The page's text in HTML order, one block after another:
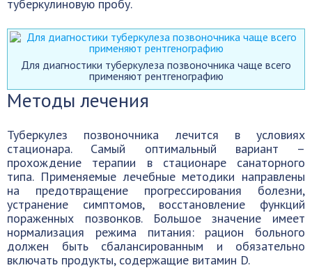
туберкулиновую пробу.
Для диагностики туберкулеза позвоночника чаще всего
применяют рентгенографию
Методы лечения
Туберкулез позвоночника лечится в условиях
стационара. Самый оптимальный вариант –
прохождение терапии в стационаре санаторного
типа. Применяемые лечебные методики направлены
на предотвращение прогрессирования болезни,
устранение симптомов, восстановление функций
пораженных позвонков. Большое значение имеет
нормализация режима питания: рацион больного
должен быть сбалансированным и обязательно
включать продукты, содержащие витамин D.